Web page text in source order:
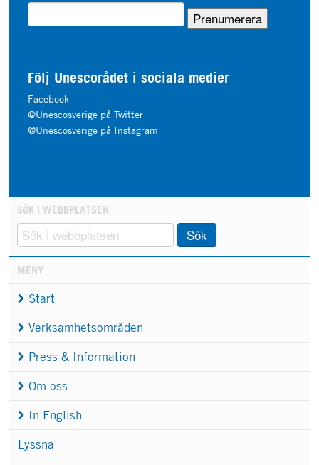
Följ Unescorådet i sociala medier
Facebook
@Unescosverige på Twitter
@Unescosverige på Instagram
SÖK I WEBBPLATSEN
Sök
MENY
Start
Verksamhetsområden
Press & Information
Om oss
In English
Lyssna